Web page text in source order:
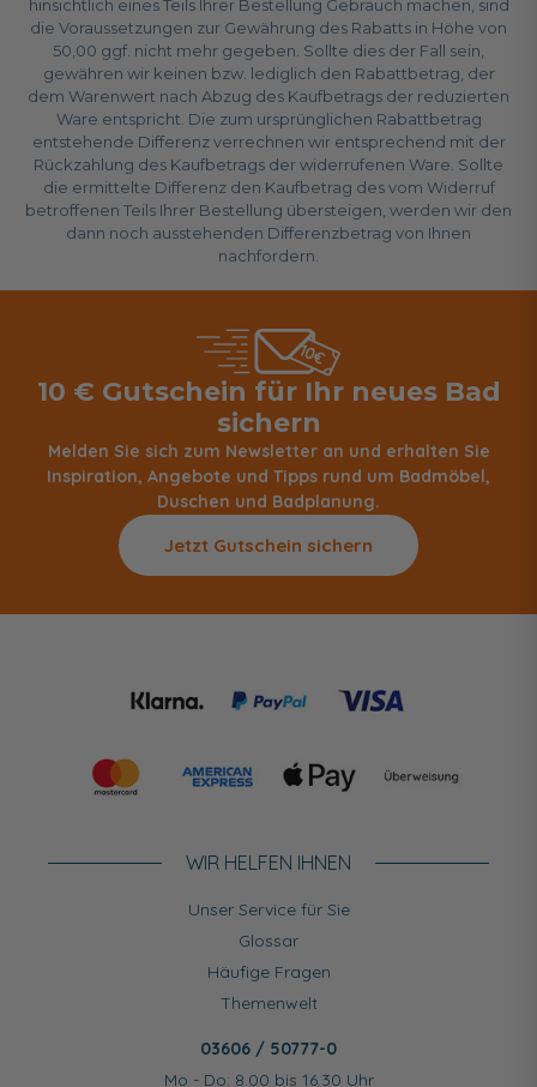
hinsichtlich eines Teils Ihrer Bestellung Gebrauch machen, sind
die Voraussetzungen zur Gewährung des Rabatts in Höhe von
50,00 ggf. nicht mehr gegeben. Sollte dies der Fall sein,
gewähren wir keinen bzw. lediglich den Rabattbetrag, der
dem Warenwert nach Abzug des Kaufbetrags der reduzierten
Ware entspricht. Die zum ursprünglichen Rabattbetrag
entstehende Differenz verrechnen wir entsprechend mit der
Rückzahlung des Kaufbetrags der widerrufenen Ware. Sollte
die ermittelte Differenz den Kaufbetrag des vom Widerruf
betroffenen Teils Ihrer Bestellung übersteigen, werden wir den
dann noch ausstehenden Differenzbetrag von Ihnen
nachfordern.
10 € Gutschein für Ihr neues Bad
sichern
Melden Sie sich zum Newsletter an und erhalten Sie
Inspiration, Angebote und Tipps rund um Badmöbel,
Duschen und Badplanung.
Jetzt Gutschein sichern
WIR HELFEN IHNEN
Unser Service für Sie
Glossar
Häufige Fragen
Themenwelt
03606 / 50777-0
Mo - Do: 8.00 bis 16.30 Uhr